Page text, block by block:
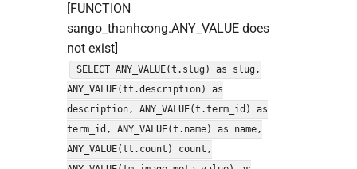
[FUNCTION
sango_thanhcong.ANY_VALUE does
not exist]
SELECT ANY_VALUE(t.slug) as slug,
ANY_VALUE(tt.description) as
description, ANY_VALUE(t.term_id) as
term_id, ANY_VALUE(t.name) as name,
ANY_VALUE(tt.count) count,